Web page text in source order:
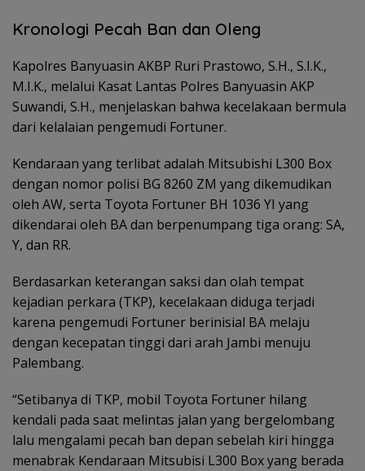
Kronologi Pecah Ban dan Oleng
​Kapolres Banyuasin AKBP Ruri Prastowo, S.H., S.I.K.,
M.I.K., melalui Kasat Lantas Polres Banyuasin AKP
Suwandi, S.H., menjelaskan bahwa kecelakaan bermula
dari kelalaian pengemudi Fortuner.
​Kendaraan yang terlibat adalah Mitsubishi L300 Box
dengan nomor polisi BG 8260 ZM yang dikemudikan
oleh AW, serta Toyota Fortuner BH 1036 YI yang
dikendarai oleh BA dan berpenumpang tiga orang: SA,
Y, dan RR.
​Berdasarkan keterangan saksi dan olah tempat
kejadian perkara (TKP), kecelakaan diduga terjadi
karena pengemudi Fortuner berinisial BA melaju
dengan kecepatan tinggi dari arah Jambi menuju
Palembang.
​“Setibanya di TKP, mobil Toyota Fortuner hilang
kendali pada saat melintas jalan yang bergelombang
lalu mengalami pecah ban depan sebelah kiri hingga
menabrak Kendaraan Mitsubisi L300 Box yang berada